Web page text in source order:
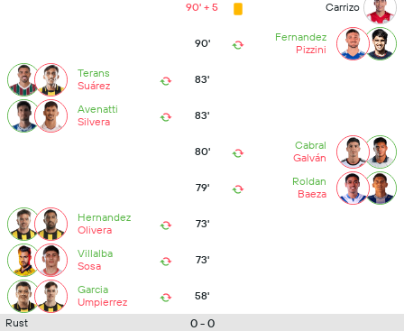
90' + 5 Carrizo
90'
Fernandez
Pizzini
Terans
Suárez
83'
Avenatti
Silvera
83'
80'
Cabral
Galván
79'
Roldan
Baeza
Hernandez
Olivera
73'
Villalba
Sosa
73'
Garcia
Umpierrez
58'
Rust 0 - 0